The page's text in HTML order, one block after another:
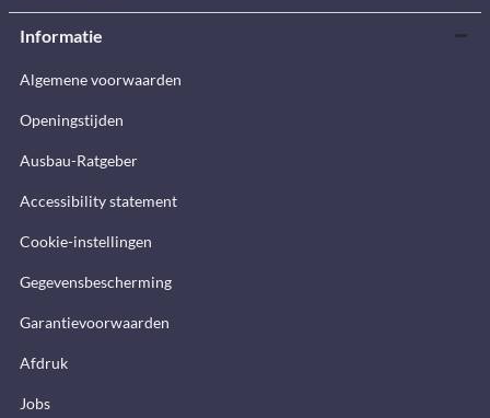
Informatie
Algemene voorwaarden
Openingstijden
Ausbau-Ratgeber
Accessibility statement
Cookie-instellingen
Gegevensbescherming
Garantievoorwaarden
Afdruk
Jobs